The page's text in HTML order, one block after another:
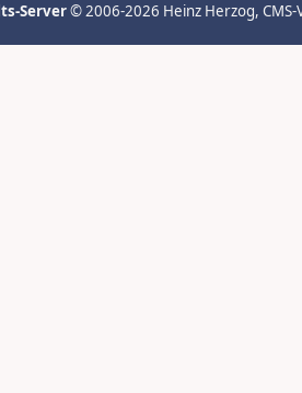
Server© 2006-2026 Heinz Herzog,